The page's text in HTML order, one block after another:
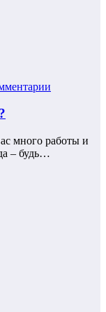
много работы и
– будь…